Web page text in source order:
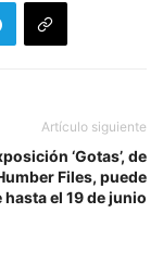
Artículo siguiente
‘Gotas’, de
Files, puede
el 19 de junio